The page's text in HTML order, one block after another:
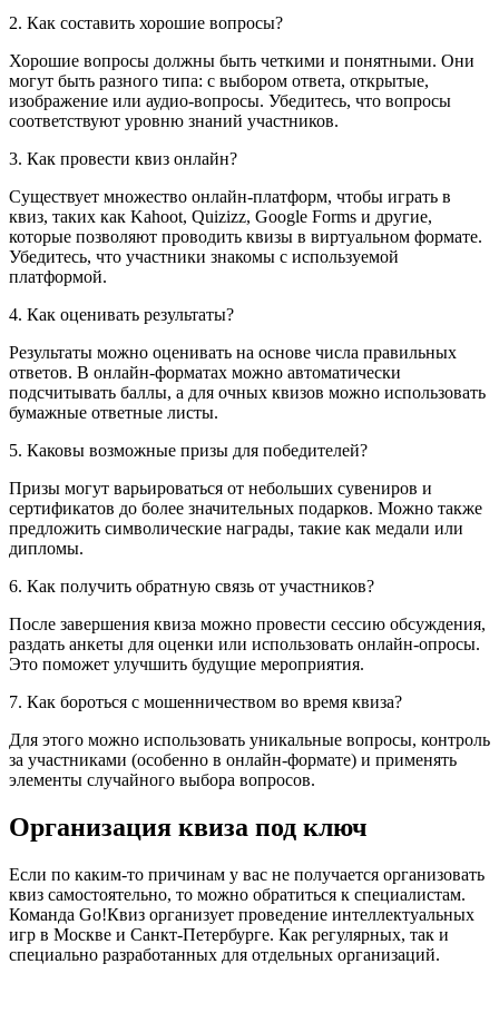
2. Как составить хорошие вопросы?
Хорошие вопросы должны быть четкими и понятными. Они
могут быть разного типа: с выбором ответа, открытые,
изображение или аудио-вопросы. Убедитесь, что вопросы
соответствуют уровню знаний участников.
3. Как провести квиз онлайн?
Существует множество онлайн-платформ, чтобы играть в
квиз, таких как Kahoot, Quizizz, Google Forms и другие,
которые позволяют проводить квизы в виртуальном формате.
Убедитесь, что участники знакомы с используемой
платформой.
4. Как оценивать результаты?
Результаты можно оценивать на основе числа правильных
ответов. В онлайн-форматах можно автоматически
подсчитывать баллы, а для очных квизов можно использовать
бумажные ответные листы.
5. Каковы возможные призы для победителей?
Призы могут варьироваться от небольших сувениров и
сертификатов до более значительных подарков. Можно также
предложить символические награды, такие как медали или
дипломы.
6. Как получить обратную связь от участников?
После завершения квиза можно провести сессию обсуждения,
раздать анкеты для оценки или использовать онлайн-опросы.
Это поможет улучшить будущие мероприятия.
7. Как бороться с мошенничеством во время квиза?
Для этого можно использовать уникальные вопросы, контроль
за участниками (особенно в онлайн-формате) и применять
элементы случайного выбора вопросов.
Организация квиза под ключ
Если по каким-то причинам у вас не получается организовать
квиз самостоятельно, то можно обратиться к специалистам.
Команда Go!Квиз организует проведение интеллектуальных
игр в Москве и Санкт-Петербурге. Как регулярных, так и
специально разработанных для отдельных организаций.